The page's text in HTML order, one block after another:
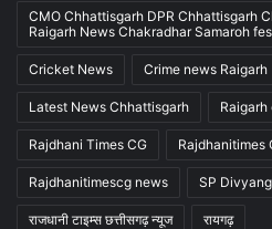
CMO Chhattisgarh DPR Chhattisgarh
Raigarh News Chakradhar Samaroh
Cricket News Crime news Raigarh
Latest News Chhattisgarh
Rajdhani Times CG Rajdhanitimes
Rajdhanitimescg news SP
राजधानी टाइम्स छत्तीसगढ़ न्यूज रायगढ़